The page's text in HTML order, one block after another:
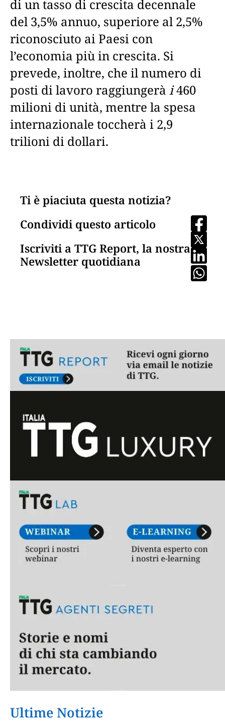
di un tasso di crescita decennale
del 3,5% annuo, superiore al 2,5%
riconosciuto ai Paesi con
l’economia più in crescita. Si
prevede, inoltre, che il numero di
posti di lavoro raggiungerà i460
milioni di unità, mentre la spesa
internazionale toccherà i 2,9
trilioni di dollari.
Ti è piaciuta questa notizia?
Condividi questo articolo
Iscriviti a TTG Report, la nostra
Newsletter quotidiana
Ultime Notizie